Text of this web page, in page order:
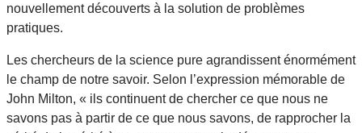
nouvellement découverts à la solution de problèmes
pratiques.
Les chercheurs de la science pure agrandissent énormément
le champ de notre savoir. Selon l’expression mémorable de
John Milton, « ils continuent de chercher ce que nous ne
savons pas à partir de ce que nous savons, de rapprocher la